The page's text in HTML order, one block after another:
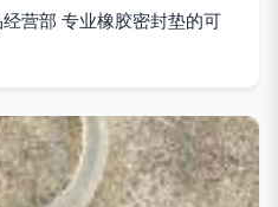
营部 专业橡胶密封垫的可